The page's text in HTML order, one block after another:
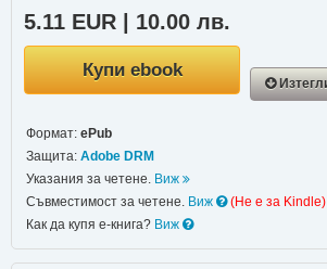
5.11 EUR | 10.00 лв.
Купи ebook
Формат: ePub
Защита: Adobe DRM
Указания за четене. Виж
Съвместимост за четене. Виж
(Не e за Kindle)
Как да купя е-книга? Виж